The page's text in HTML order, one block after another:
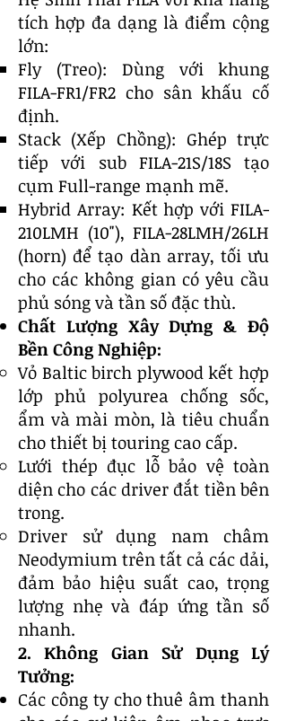
tích hợp đa dạng là điểm cộng
lớn:
Fly (Treo): Dùng với khung
FILA-FR1/FR2 cho sân khấu cố
định.
Stack (Xếp Chồng): Ghép trực
tiếp với sub FILA-21S/18S tạo
cụm Full-range mạnh mẽ.
Hybrid Array: Kết hợp với FILA-
210LMH (10"), FILA-28LMH/26LH
(horn) để tạo dàn array, tối ưu
cho các không gian có yêu cầu
phủ sóng và tần số đặc thù.
Chất Lượng Xây Dựng & Độ
Bền Công Nghiệp:
Vỏ Baltic birch plywood kết hợp
lớp phủ polyurea chống sốc,
ẩm và mài mòn, là tiêu chuẩn
cho thiết bị touring cao cấp.
Lưới thép đục lỗ bảo vệ toàn
diện cho các driver đắt tiền bên
trong.
Driver sử dụng nam châm
Neodymium trên tất cả các dải,
đảm bảo hiệu suất cao, trọng
lượng nhẹ và đáp ứng tần số
nhanh.
2. Không Gian Sử Dụng Lý
Tưởng:
Các công ty cho thuê âm thanh